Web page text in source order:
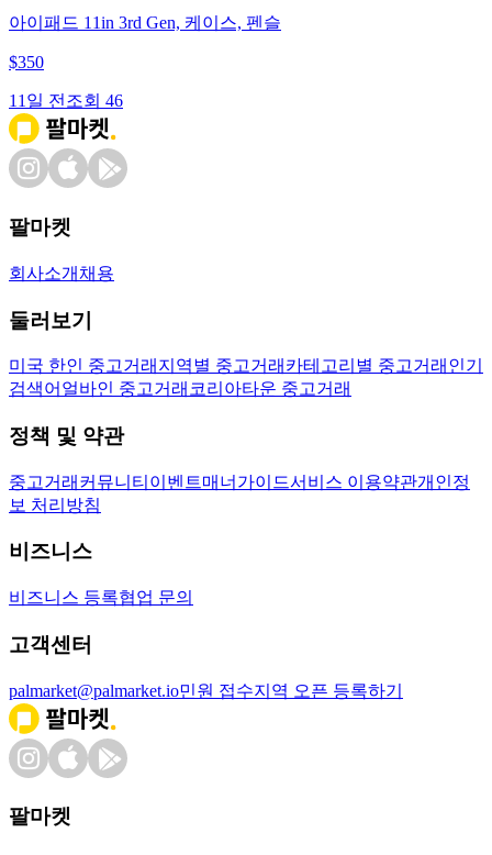
아이패드 11in 3rd Gen, 케이스, 펜슬
$350
11일 전 조회 46
팔마켓
회사소개 채용
둘러보기
미국 한인 중고거래 지역별 중고거래 카테고리별 중고거래 인기
검색어 얼바인 중고거래 코리아타운 중고거래
정책 및 약관
중고거래 커뮤니티 이벤트매너가이드서비스 이용약관개인정
보 처리방침
비즈니스
비즈니스 등록협업 문의
고객센터
palmarket@palmarket.io민원 접수지역 오픈 등록하기
팔마켓